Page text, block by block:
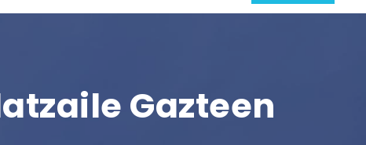
Gazteen